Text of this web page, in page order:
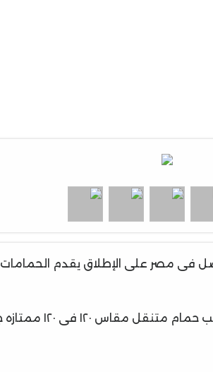
فى مصر على الإطلاق يقدم
١٢٠ فى ١٢٠ ممتازه جدا